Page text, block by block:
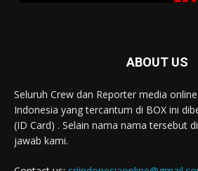
ABOUT US
Seluruh Crew dan Reporter media
Indonesia yang tercantum di BOX ini
(ID Card) . Selain nama nama tersebut
jawab kami.